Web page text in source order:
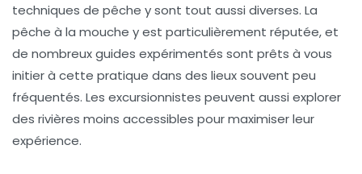
techniques de pêche y sont tout aussi diverses. La
pêche à la mouche y est particulièrement réputée, et
de nombreux guides expérimentés sont prêts à vous
initier à cette pratique dans des lieux souvent peu
fréquentés. Les excursionnistes peuvent aussi explorer
des rivières moins accessibles pour maximiser leur
expérience.